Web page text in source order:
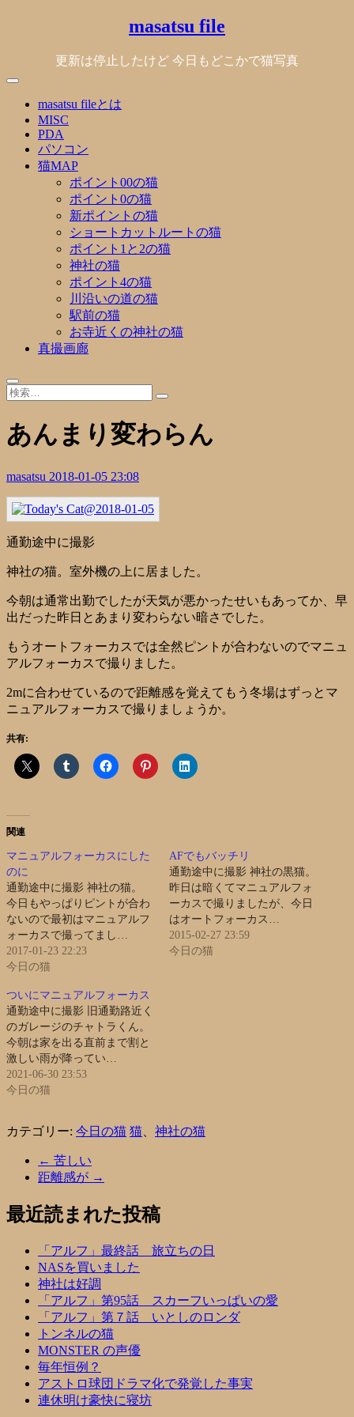
masatsu file
更新は停止したけど 今日もどこかで猫写真
masatsu fileとは
MISC
PDA
パソコン
猫MAP
ポイント00の猫
ポイント0の猫
新ポイントの猫
ショートカットルートの猫
ポイント1と2の猫
神社の猫
ポイント4の猫
川沿いの道の猫
駅前の猫
お寺近くの神社の猫
真撮画廊
あんまり変わらん
masatsu 2018-01-05 23:08
通勤途中に撮影
神社の猫。室外機の上に居ました。
今朝は通常出勤でしたが天気が悪かったせいもあってか、早
出だった昨日とあまり変わらない暗さでした。
もうオートフォーカスでは全然ピントが合わないのでマニュ
アルフォーカスで撮りました。
2mに合わせているので距離感を覚えてもう冬場はずっとマ
ニュアルフォーカスで撮りましょうか。
共有:
関連
マニュアルフォーカスにした
のに
通勤途中に撮影 神社の猫。
今日もやっぱりピントが合わ
ないので最初はマニュアルフ
ォーカスで撮ってまし…
2017-01-23 22:23
今日の猫
AFでもバッチリ
通勤途中に撮影 神社の黒猫。
昨日は暗くてマニュアルフォ
ーカスで撮りましたが、今日
はオートフォーカス…
2015-02-27 23:59
今日の猫
ついにマニュアルフォーカス
通勤途中に撮影 旧通勤路近く
のガレージのチャトラくん。
今朝は家を出る直前まで割と
激しい雨が降ってい…
2021-06-30 23:53
今日の猫
カテゴリー: 今日の猫 猫 神社の猫
← 苦しい
距離感が →
最近読まれた投稿
「アルフ」最終話 旅立ちの日
NASを買いました
神社は好調
「アルフ」第95話 スカーフいっぱいの愛
「アルフ」第７話 いとしのロンダ
トンネルの猫
MONSTER の声優
毎年恒例？
アストロ球団ドラマ化で発覚した事実
連休明け豪快に寝坊